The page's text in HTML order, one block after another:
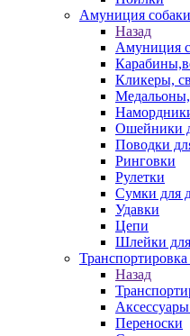
Амуниция собаки
Назад
Амуниция
Кликеры,
Ошейники
Поводки
Ринговки
Рулетки
Сумки для
Удавки
Цепи
Шлейки
Транспортировка
Назад
Переноски